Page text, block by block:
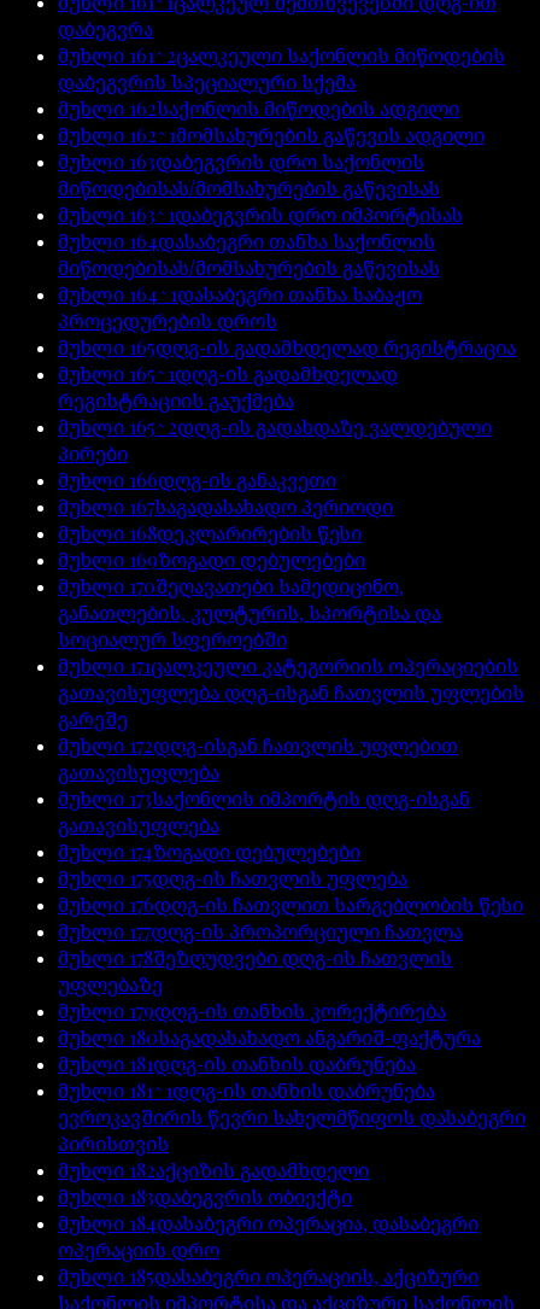
დაბეგვრა
მუხლი 161^2ცალკეული საქონლის მიწოდების
დაბეგვრის სპეციალური სქემა
მუხლი 162საქონლის მიწოდების ადგილი
მუხლი 162^1მომსახურების გაწევის ადგილი
მუხლი 163დაბეგვრის დრო საქონლის
მიწოდებისას/მომსახურების გაწევისას
მუხლი 163^1დაბეგვრის დრო იმპორტისას
მუხლი 164დასაბეგრი თანხა საქონლის
მიწოდებისას/მომსახურების გაწევისას
მუხლი 164^1დასაბეგრი თანხა საბაჟო
პროცედურების დროს
მუხლი 165დღგ-ის გადამხდელად რეგისტრაცია
მუხლი 165^1დღგ-ის გადამხდელად
რეგისტრაციის გაუქმება
მუხლი 165^2დღგ-ის გადახდაზე ვალდებული
პირები
მუხლი 166დღგ-ის განაკვეთი
მუხლი 167საგადასახადო პერიოდი
მუხლი 168დეკლარირების წესი
მუხლი 169ზოგადი დებულებები
მუხლი 170შეღავათები სამედიცინო,
განათლების, კულტურის, სპორტისა და
სოციალურ სფეროებში
მუხლი 171ცალკეული კატეგორიის ოპერაციების
გათავისუფლება დღგ-ისგან ჩათვლის უფლების
გარეშე
მუხლი 172დღგ-ისგან ჩათვლის უფლებით
გათავისუფლება
მუხლი 173საქონლის იმპორტის დღგ-ისგან
გათავისუფლება
მუხლი 174ზოგადი დებულებები
მუხლი 175დღგ-ის ჩათვლის უფლება
მუხლი 176დღგ-ის ჩათვლით სარგებლობის წესი
მუხლი 177დღგ-ის პროპორციული ჩათვლა
მუხლი 178შეზღუდვები დღგ-ის ჩათვლის
უფლებაზე
მუხლი 179დღგ-ის თანხის კორექტირება
მუხლი 180საგადასახადო ანგარიშ-ფაქტურა
მუხლი 181დღგ-ის თანხის დაბრუნება
მუხლი 181^1დღგ-ის თანხის დაბრუნება
ევროკავშირის წევრი სახელმწიფოს დასაბეგრი
პირისთვის
მუხლი 182აქციზის გადამხდელი
მუხლი 183დაბეგვრის ობიექტი
მუხლი 184დასაბეგრი ოპერაცია, დასაბეგრი
ოპერაციის დრო
მუხლი 185დასაბეგრი ოპერაციის, აქციზური
საქონლის იმპორტისა და აქციზური საქონლის